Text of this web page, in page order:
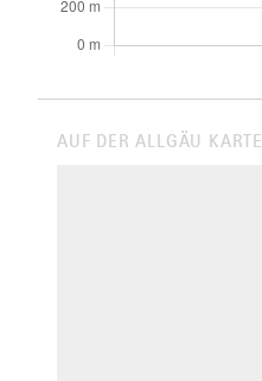
AUF DER ALLGÄU KARTE